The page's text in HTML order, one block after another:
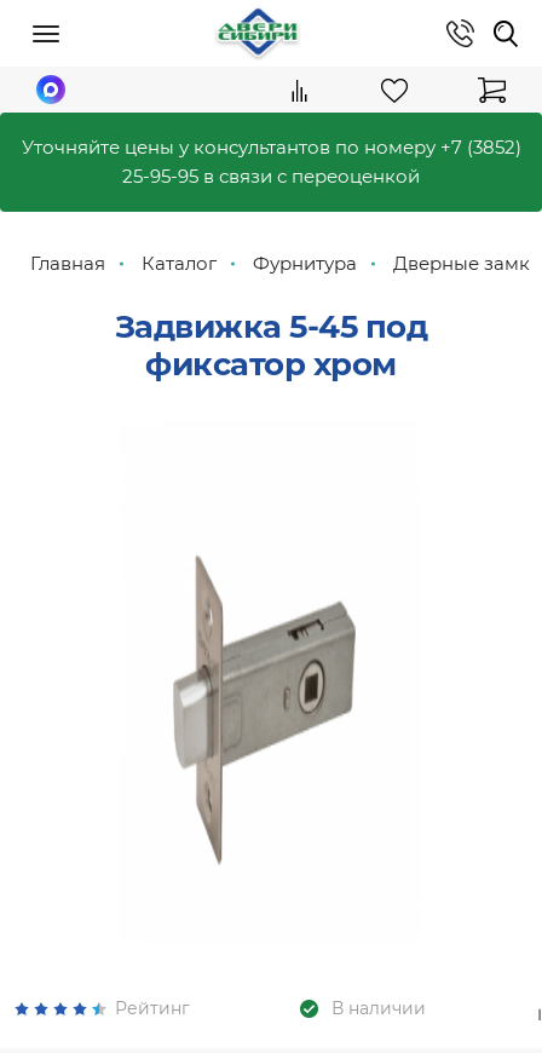
Уточняйте цены у консультантов по номеру +7 (3852)
25-95-95 в связи с переоценкой
Главная Каталог Фурнитура Дверные
Задвижка 5-45 под
фиксатор хром
Рейтинг В наличии